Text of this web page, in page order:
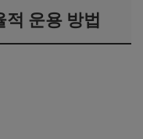
적 운용 방법